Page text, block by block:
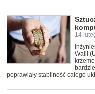
14
Walii
poprawiały stabilność całego